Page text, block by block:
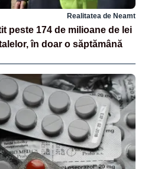
Realitatea de Neamt
peste 174 de milioane de lei
în doar o săptămână